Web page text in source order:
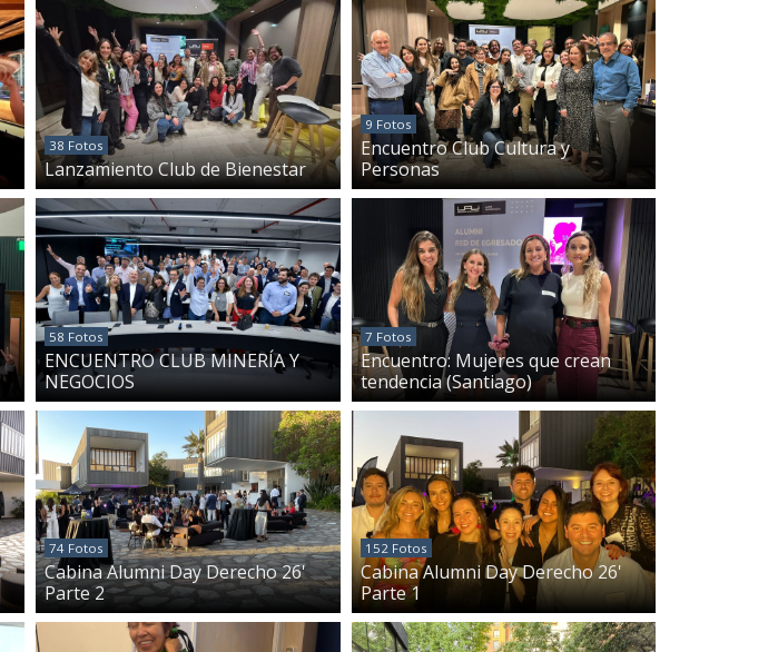
38 Fotos
Lanzamiento Club de Bienestar
9 Fotos
Encuentro Club Cultura y
Personas
58 Fotos
ENCUENTRO CLUB MINERÍA Y
NEGOCIOS
7 Fotos
Encuentro: Mujeres que crean
tendencia (Santiago)
74 Fotos
Cabina Alumni Day Derecho 26'
Parte 2
152 Fotos
Cabina Alumni Day Derecho 26'
Parte 1